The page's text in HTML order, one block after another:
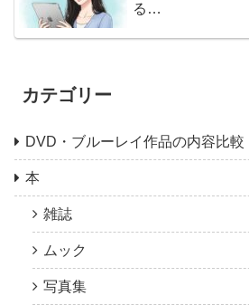
る…
カテゴリー
DVD・ブルーレイ作品の内容比較
本
雑誌
ムック
写真集